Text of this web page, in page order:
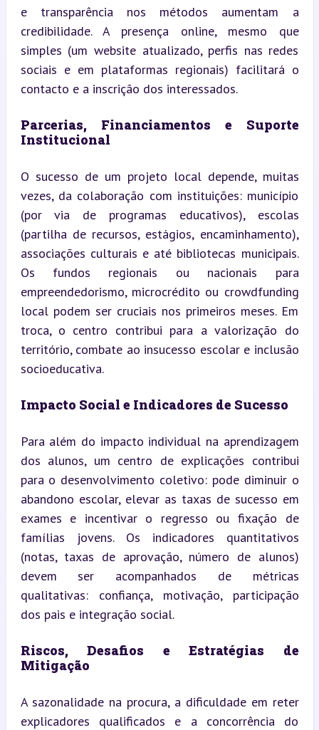
e transparência nos métodos aumentam a
credibilidade. A presença online, mesmo que
simples (um website atualizado, perfis nas redes
sociais e em plataformas regionais) facilitará o
contacto e a inscrição dos interessados.
Parcerias, Financiamentos e Suporte
Institucional
O sucesso de um projeto local depende, muitas
vezes, da colaboração com instituições: município
(por via de programas educativos), escolas
(partilha de recursos, estágios, encaminhamento),
associações culturais e até bibliotecas municipais.
Os fundos regionais ou nacionais para
empreendedorismo, microcrédito ou crowdfunding
local podem ser cruciais nos primeiros meses. Em
troca, o centro contribui para a valorização do
território, combate ao insucesso escolar e inclusão
socioeducativa.
Impacto Social e Indicadores de Sucesso
Para além do impacto individual na aprendizagem
dos alunos, um centro de explicações contribui
para o desenvolvimento coletivo: pode diminuir o
abandono escolar, elevar as taxas de sucesso em
exames e incentivar o regresso ou fixação de
famílias jovens. Os indicadores quantitativos
(notas, taxas de aprovação, número de alunos)
devem ser acompanhados de métricas
qualitativas: confiança, motivação, participação
dos pais e integração social.
Riscos, Desafios e Estratégias de
Mitigação
A sazonalidade na procura, a dificuldade em reter
explicadores qualificados e a concorrência do